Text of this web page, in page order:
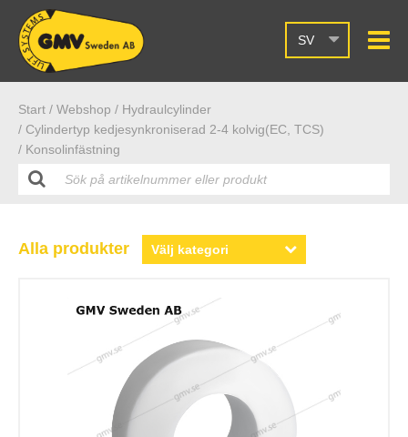
SV
Start / Webshop / Hydraulcylinder
/ Cylindertyp kedjesynkroniserad 2-4 kolvig(EC, TCS)
/ Konsolinfästning
Alla produkter